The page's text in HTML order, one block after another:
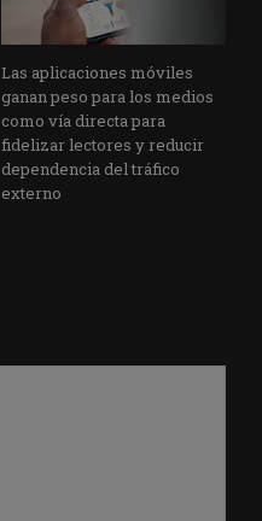
Las aplicaciones móviles
ganan peso para los medios
como vía directa para
fidelizar lectores y reducir
dependencia del tráfico
externo